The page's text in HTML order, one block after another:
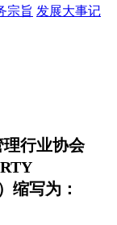
宗旨 发展大事记
行业协会
缩写为：